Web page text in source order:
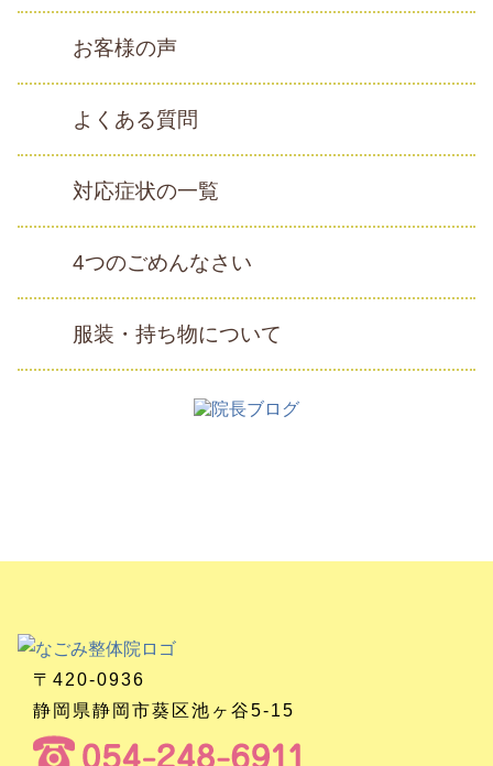
お客様の声
よくある質問
対応症状の一覧
4つのごめんなさい
服装・持ち物について
〒420-0936
静岡県静岡市葵区池ヶ谷5-15